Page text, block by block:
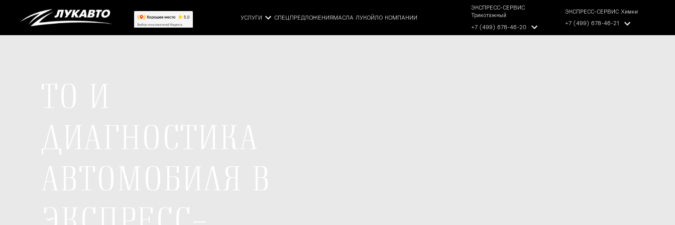
УСЛУГИ СПЕЦПРЕДЛОЖЕНИЯМАСЛА ЛУКОЙЛО КОМПАНИИ
ЭКСПРЕСС-СЕРВИС
Трикотажный
+7 (499) 678-46-20
ЭКСПРЕСС-СЕРВИС Химки
+7 (499) 678-46-21